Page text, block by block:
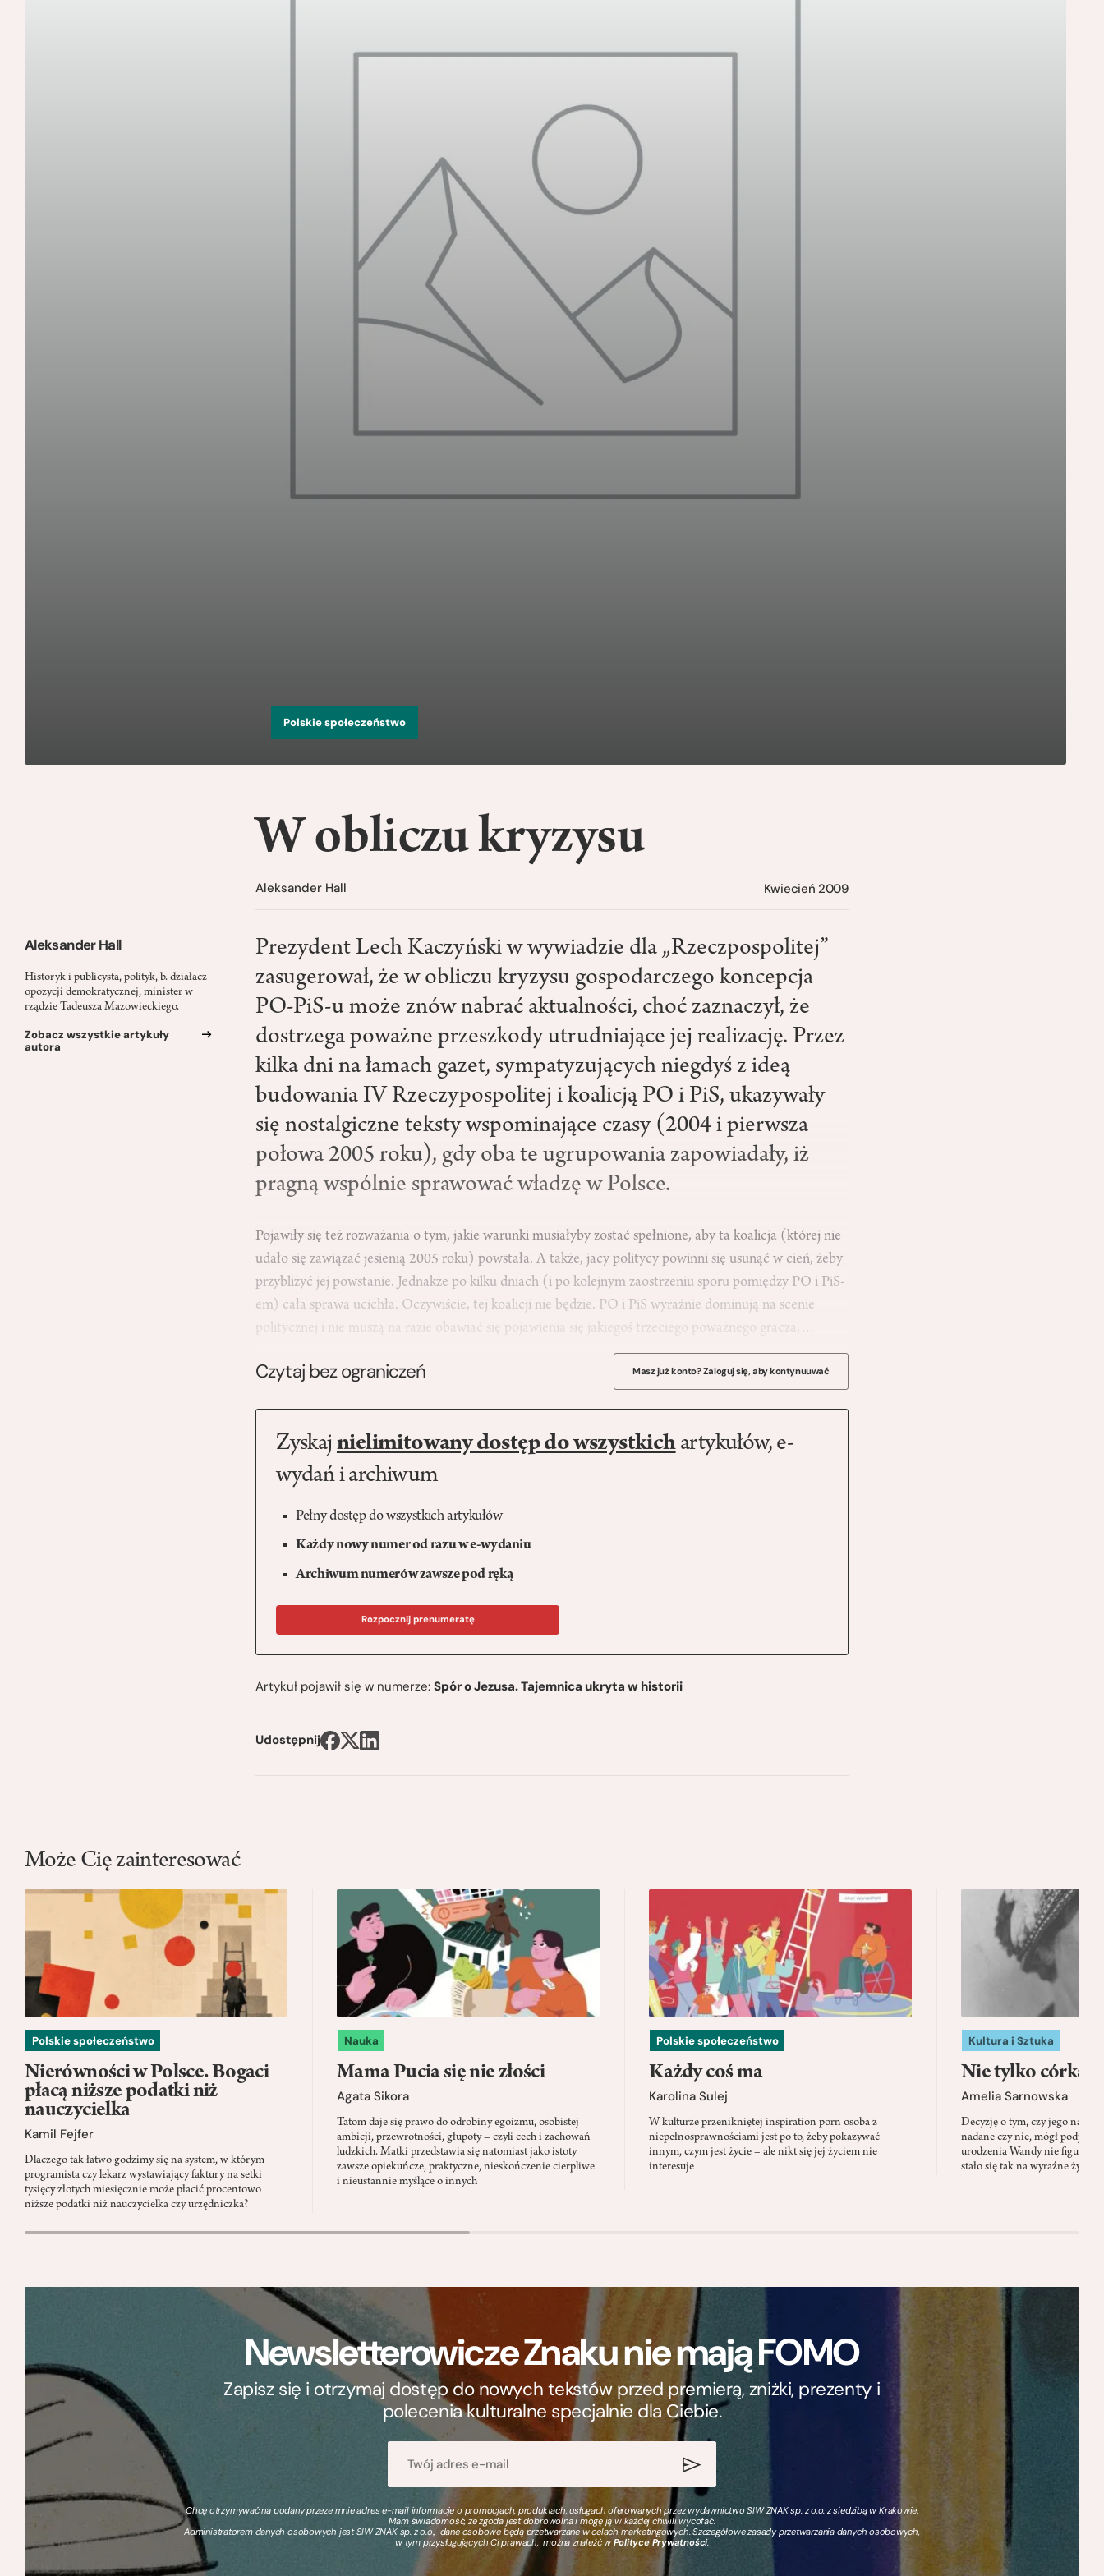
Polskie społeczeństwo
Aleksander Hall
Historyk i publicysta, polityk, b. działacz
opozycji demokratycznej, minister w
rządzie Tadeusza Mazowieckiego.
Zobacz wszystkie artykuły
autora
W obliczu kryzysu
Aleksander Hall Kwiecień 2009
Prezydent Lech Kaczyński w wywiadzie dla „Rzeczpospolitej”
zasugerował, że w obliczu kryzysu gospodarczego koncepcja
PO-PiS-u może znów nabrać aktualności, choć zaznaczył, że
dostrzega poważne przeszkody utrudniające jej realizację. Przez
kilka dni na łamach gazet, sympatyzujących niegdyś z ideą
budowania IV Rzeczypospolitej i koalicją PO i PiS, ukazywały
się nostalgiczne teksty wspominające czasy (2004 i pierwsza
połowa 2005 roku), gdy oba te ugrupowania zapowiadały, iż
pragną wspólnie sprawować władzę w Polsce.
Pojawiły się też rozważania o tym, jakie warunki musiałyby zostać spełnione, aby ta koalicja (której nie
udało się zawiązać jesienią 2005 roku) powstała. A także, jacy politycy powinni się usunąć w cień, żeby
przybliżyć jej powstanie. Jednakże po kilku dniach (i po kolejnym zaostrzeniu sporu pomiędzy PO i PiS-
em) cała sprawa ucichła. Oczywiście, tej koalicji nie będzie. PO i PiS wyraźnie dominują na scenie
politycznej i nie muszą na razie obawiać się pojawienia się jakiegoś trzeciego poważnego gracza,…
Czytaj bez ograniczeń Masz już konto? Zaloguj się, aby kontynuuwać
Zyskaj nielimitowany dostęp do wszystkichartykułów, e-
wydań i archiwum
Pełny dostęp do wszystkich artykułów
Każdy nowy numer od razu w e-wydaniu
Archiwum numerów zawsze pod ręką
Rozpocznij prenumeratę
Artykuł pojawił się w numerze:Spór o Jezusa. Tajemnica ukryta w historii
Udostępnij
Może Cię zainteresować
Polskie społeczeństwo
Nierówności w Polsce. Bogaci
płacą niższe podatki niż
nauczycielka
Kamil Fejfer
Dlaczego tak łatwo godzimy się na system, w którym
programista czy lekarz wystawiający faktury na setki
tysięcy złotych miesięcznie może płacić procentowo
niższe podatki niż nauczycielka czy urzędniczka?
Nauka
Mama Pucia się nie złości
Agata Sikora
Tatom daje się prawo do odrobiny egoizmu, osobistej
ambicji, przewrotności, głupoty – czyli cech i zachowań
ludzkich. Matki przedstawia się natomiast jako istoty
zawsze opiekuńcze, praktyczne, nieskończenie cierpliwe
i nieustannie myślące o innych
Polskie społeczeństwo
Każdy coś ma
Karolina Sulej
W kulturze przenikniętej inspiration porn osoba z
niepełnosprawnościami jest po to, żeby pokazywać
innym, czym jest życie – ale nikt się jej życiem nie
interesuje
Kultura i Sztuka
Nie tylko córka
Amelia Sarnowska
Decyzję o tym, czy jego
nadane czy nie, mógł podjąć
urodzenia Wandy nie figuruje
stało się tak na wyraźne
Newsletterowicze Znaku nie mają FOMO
Zapisz się i otrzymaj dostęp do nowych tekstów przed premierą, zniżki, prezenty i
polecenia kulturalne specjalnie dla Ciebie.
Chcę otrzymywać na podany przeze mnie adres e-mail informacje o promocjach, produktach, usługach oferowanych przez wydawnictwo SIW ZNAK sp. z o.o. z siedzibą w Krakowie.
Mam świadomość, że zgoda jest dobrowolna i mogę ją w każdej chwili wycofać.
Administratorem danych osobowych jest SIW ZNAK sp. z o.o., dane osobowe będą przetwarzane w celach marketingowych. Szczegółowe zasady przetwarzania danych osobowych,
w tym przysługujących Ci prawach, można znaleźć wPolityce Prywatności.